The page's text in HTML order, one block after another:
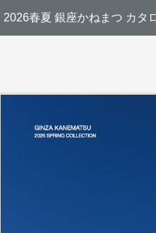
2026春夏 銀座かねまつ カタ